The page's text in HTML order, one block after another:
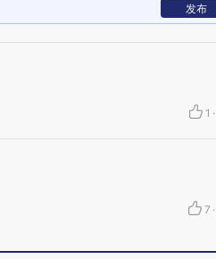
发布
1 ·
7 ·